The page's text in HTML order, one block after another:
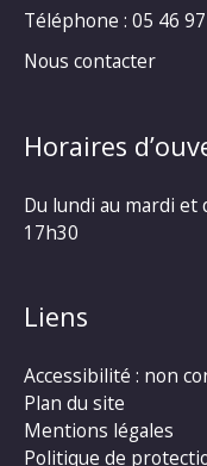
Téléphone : 05 46
Nous contacter
Horaires
Du lundi au mardi et
17h30
Liens
Accessibilité : non
Plan du site
Mentions légales
Politique de